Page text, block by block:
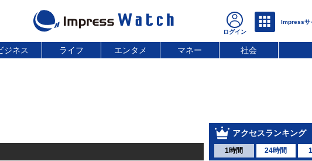
ジネス ライフ エンタメ マネー 社会
アクセスランキング
1時間 24時間